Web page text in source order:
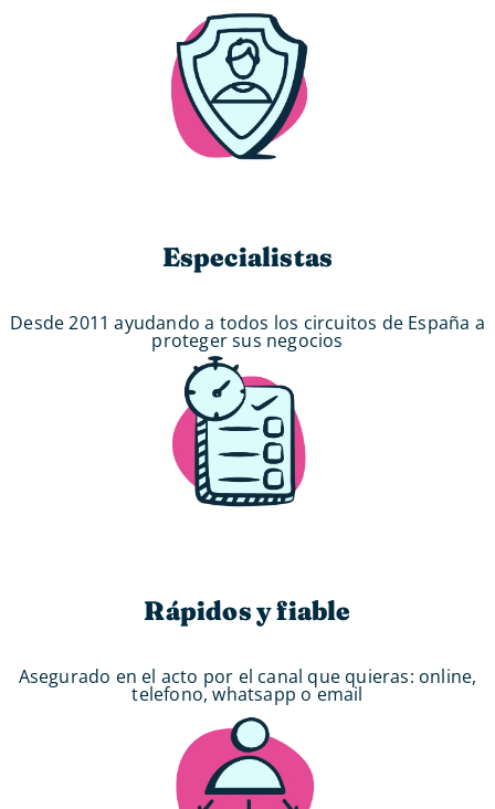
Especialistas
Desde 2011 ayudando a todos los circuitos de España a
proteger sus negocios
Rápidos y fiable
Asegurado en el acto por el canal que quieras: online,
telefono, whatsapp o email